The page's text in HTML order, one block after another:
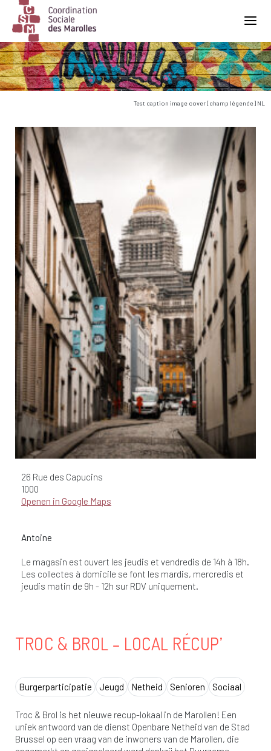
Main Navigation
Test caption image cover [champ légende] NL
26 Rue des Capucins
1000
Openen in Google Maps
Antoine
Le magasin est ouvert les jeudis et vendredis de 14h à 18h.
Les collectes à domicile se font les mardis, mercredis et
jeudis matin de 9h - 12h sur RDV uniquement.
TROC & BROL – LOCAL RÉCUP’
Burgerparticipatie Jeugd Netheid Senioren Sociaal
Troc & Brol is het nieuwe recup-lokaal in de Marollen! Een
uniek antwoord van de dienst Openbare Netheid van de Stad
Brussel op een vraag van de inwoners van de Marollen, die